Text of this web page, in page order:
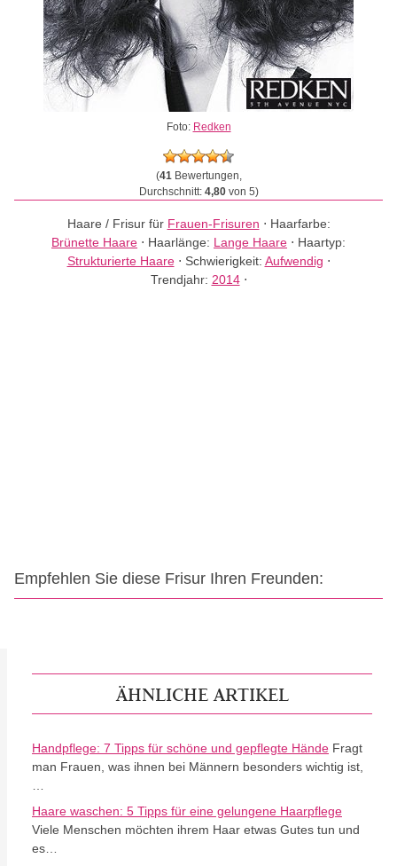
Foto: Redken
(41Bewertungen,
Durchschnitt: 4,80von 5)
Haare / Frisur für Frauen-Frisuren ⋅ Haarfarbe:
Brünette Haare ⋅ Haarlänge: Lange Haare ⋅ Haartyp:
Strukturierte Haare⋅ Schwierigkeit: Aufwendig ⋅
Trendjahr: 2014⋅
Empfehlen Sie diese Frisur Ihren Freunden:
ÄHNLICHE ARTIKEL
Handpflege: 7 Tipps für schöne und gepflegte Hände Fragt
man Frauen, was ihnen bei Männern besonders wichtig ist,
Haare waschen: 5 Tipps für eine gelungene Haarpflege
Viele Menschen möchten ihrem Haar etwas Gutes tun und
es…